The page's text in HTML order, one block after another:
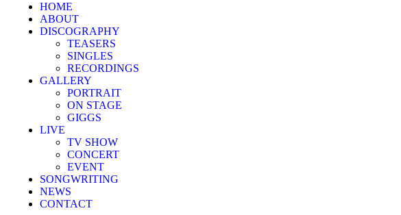
HOME
ABOUT
DISCOGRAPHY
TEASERS
SINGLES
RECORDINGS
GALLERY
PORTRAIT
ON STAGE
GIGGS
LIVE
TV SHOW
CONCERT
EVENT
SONGWRITING
NEWS
CONTACT